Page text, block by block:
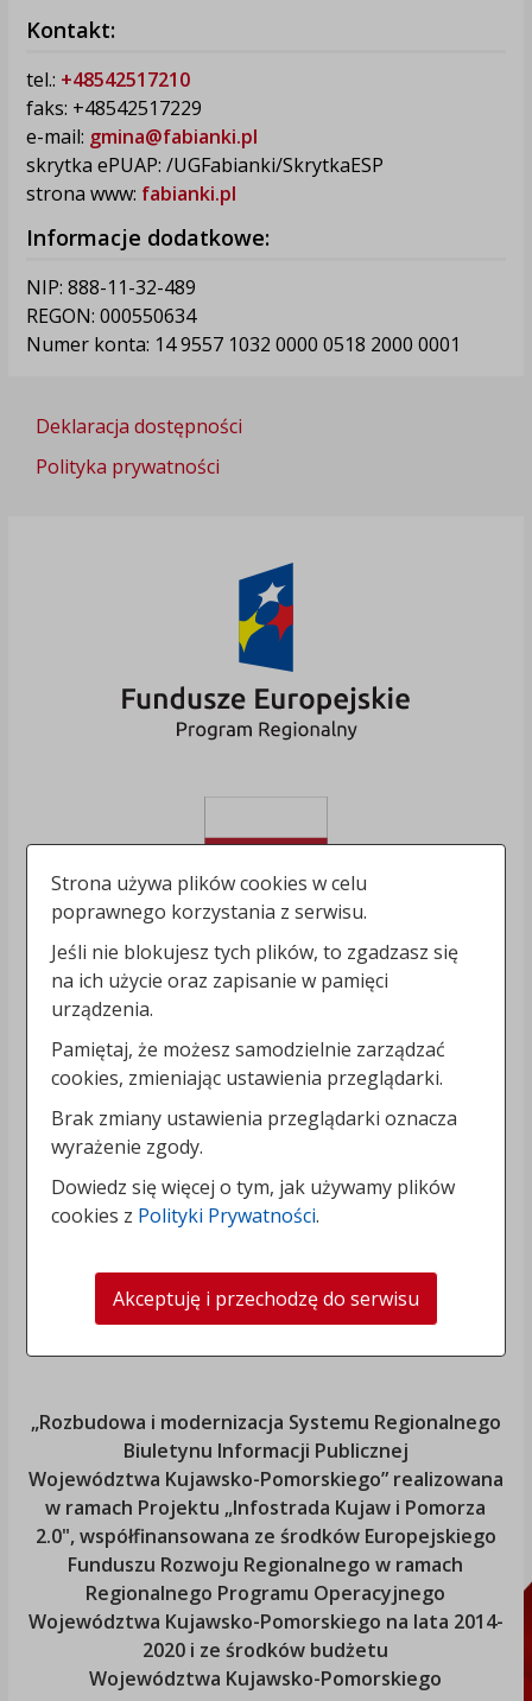
Kontakt:
tel.: +48542517210
faks: +48542517229
e-mail: gmina@fabianki.pl
skrytka ePUAP: /UGFabianki/SkrytkaESP
strona www: fabianki.pl
Informacje dodatkowe:
NIP: 888-11-32-489
REGON: 000550634
Numer konta: 14 9557 1032 0000 0518 2000 0001
Deklaracja dostępności
Polityka prywatności
„Rozbudowa i modernizacja Systemu Regionalnego
Biuletynu Informacji Publicznej
Województwa Kujawsko-Pomorskiego” realizowana
w ramach Projektu „Infostrada Kujaw i Pomorza
2.0", współfinansowana ze środków Europejskiego
Funduszu Rozwoju Regionalnego w ramach
Regionalnego Programu Operacyjnego
Województwa Kujawsko-Pomorskiego na lata 2014-
2020 i ze środków budżetu
Województwa Kujawsko-Pomorskiego
Strona używa plików cookies w celu
poprawnego korzystania z serwisu.
Jeśli nie blokujesz tych plików, to zgadzasz się
na ich użycie oraz zapisanie w pamięci
urządzenia.
Pamiętaj, że możesz samodzielnie zarządzać
cookies, zmieniając ustawienia przeglądarki.
Brak zmiany ustawienia przeglądarki oznacza
wyrażenie zgody.
Dowiedz się więcej o tym, jak używamy plików
cookies z Polityki Prywatności.
Akceptuję i przechodzę do serwisu